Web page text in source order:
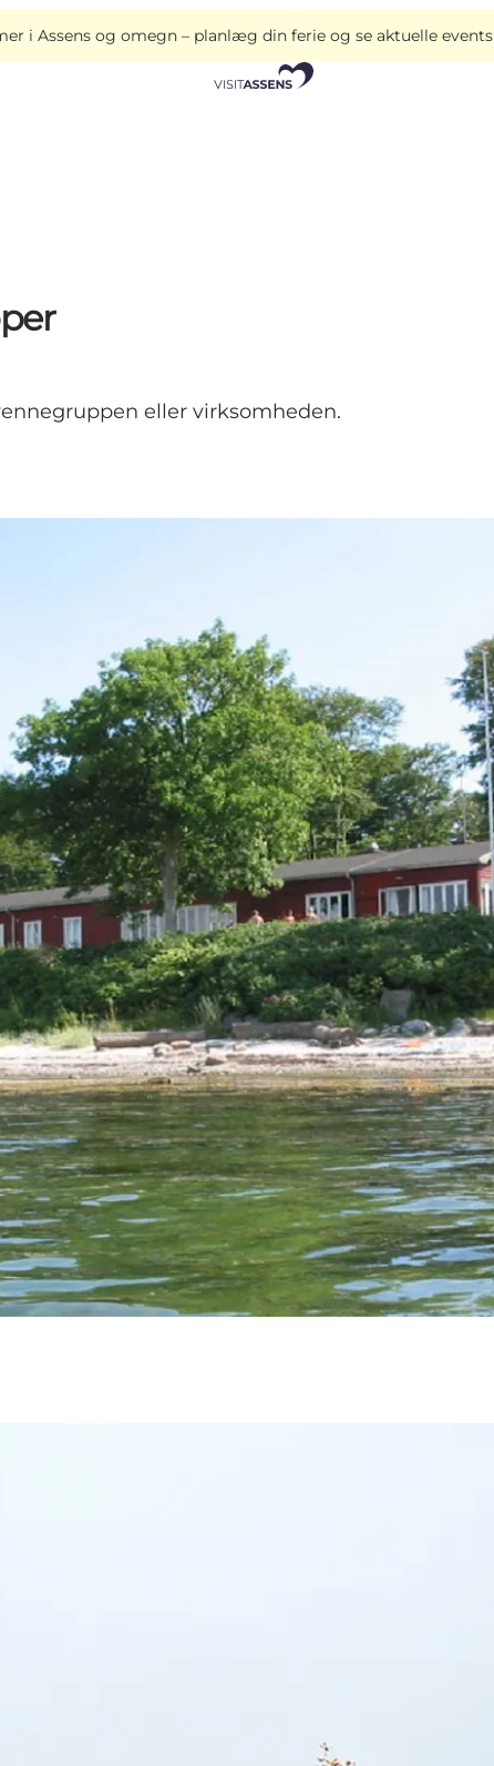
i Assens og omegn – planlæg din ferie og se aktuelle events
eller virksomheden.